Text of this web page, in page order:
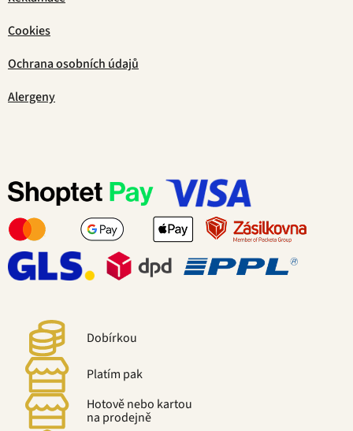
Cookies
Ochrana osobních údajů
Alergeny
Dobírkou
Platím pak
Hotově nebo kartou
na prodejně